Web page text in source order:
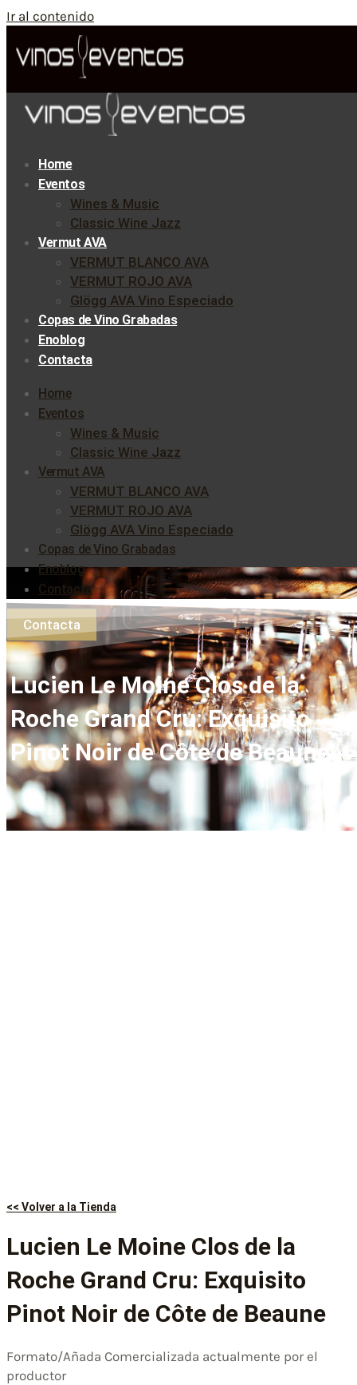
Ir al contenido
Home
Eventos
Wines & Music
Classic Wine Jazz
Vermut AVA
VERMUT BLANCO AVA
VERMUT ROJO AVA
Glögg AVA Vino Especiado
Copas de Vino Grabadas
Enoblog
Contacta
Home
Eventos
Wines & Music
Classic Wine Jazz
Vermut AVA
VERMUT BLANCO AVA
VERMUT ROJO AVA
Glögg AVA Vino Especiado
Copas de Vino Grabadas
Enoblog
Contacta
Contacta
Lucien Le Moine Clos de la
Roche Grand Cru: Exquisito
Pinot Noir de Côte de Beaune
<< Volver a la Tienda
Lucien Le Moine Clos de la
Roche Grand Cru: Exquisito
Pinot Noir de Côte de Beaune
Formato/Añada Comercializada actualmente por el
productor